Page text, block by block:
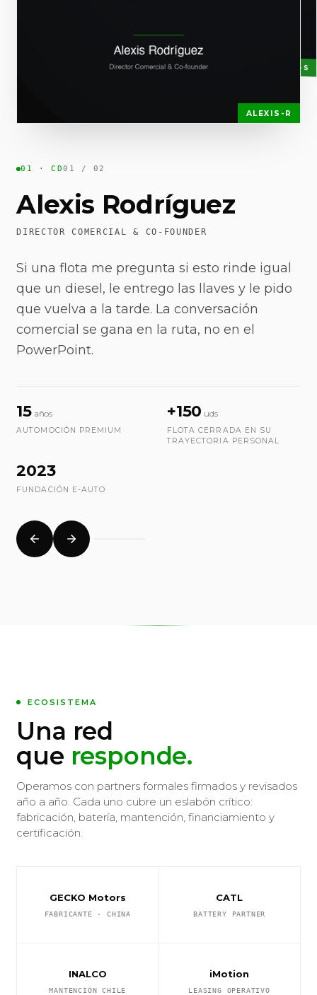
ALEXIS-R
CHRIS-S
01 · CD01 / 02
Alexis Rodríguez
DIRECTOR COMERCIAL & CO-FOUNDER
Si unaflota me preguntasiesto rinde igual
que undiesel, leentrego las llavesy le pido
quevuelvaa latarde. Laconversación
comercialseganaen la ruta, noenel
PowerPoint.
15 años
AUTOMOCIÓN PREMIUM
+150 uds
FLOTA CERRADA EN SU
TRAYECTORIA PERSONAL
2023
FUNDACIÓN E-AUTO
ECOSISTEMA
Una red
que responde.
Operamos con partners formales firmados y revisados
año a año. Cada uno cubre un eslabón crítico:
fabricación, batería, mantención, financiamiento y
certificación.
GECKO Motors
FABRICANTE · CHINA
CATL
BATTERY PARTNER
INALCO
MANTENCIÓN CHILE
iMotion
LEASING OPERATIVO